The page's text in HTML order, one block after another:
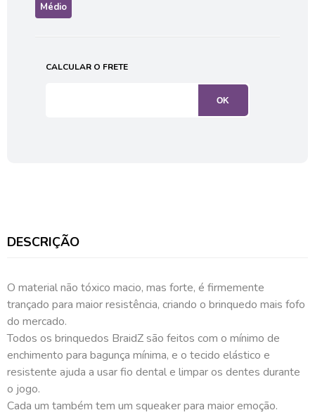
Médio
CALCULAR O FRETE
DESCRIÇÃO
O material não tóxico macio, mas forte, é firmemente
trançado para maior resistência, criando o brinquedo mais fofo
do mercado.
Todos os brinquedos BraidZ são feitos com o mínimo de
enchimento para bagunça mínima, e o tecido elástico e
resistente ajuda a usar fio dental e limpar os dentes durante
o jogo.
Cada um também tem um squeaker para maior emoção.